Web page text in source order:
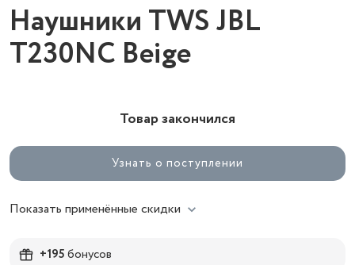
Наушники TWS JBL
Т230NC Beige
Товар закончился
Узнать о поступлении
Показать применённые скидки
+195бонусов